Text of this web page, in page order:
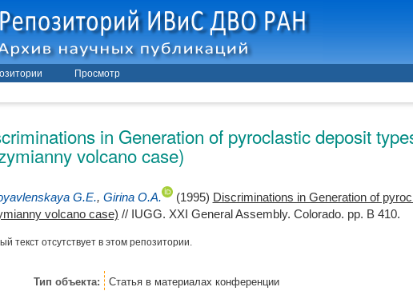
Просмотр
in Generation of pyroclastic deposit
volcano case)
G.E., Girina O.A. (1995) Discriminations in Generation of
volcano case) // IUGG. XXI General Assembly. Colorado. pp. B 410.
текст отсутствует в этом репозитории.
Тип объекта: Статья в материалах конференции